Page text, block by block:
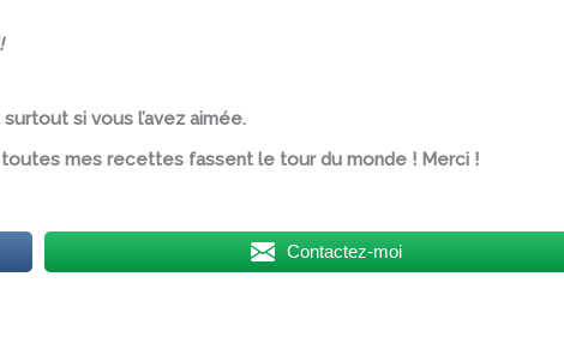
si vous l’avez aimée.
mes recettes fassent le tour du monde ! Merci !
Contactez-moi